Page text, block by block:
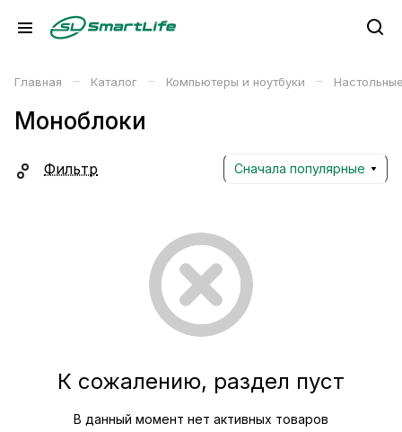
Главная – Каталог – Компьютеры и ноутбуки –
Моноблоки
Фильтр Сначала популярные
К сожалению, раздел пуст
В данный момент нет активных товаров